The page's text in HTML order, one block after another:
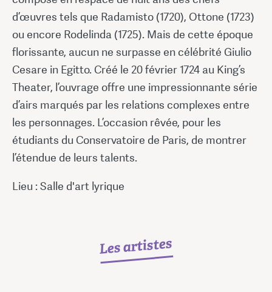
d’œuvres tels que Radamisto (1720), Ottone (1723)
ou encore Rodelinda (1725). Mais de cette époque
florissante, aucun ne surpasse en célébrité Giulio
Cesare in Egitto. Créé le 20 février 1724 au King’s
Theater, l’ouvrage offre une impressionnante série
d’airs marqués par les relations complexes entre
les personnages. L’occasion rêvée, pour les
étudiants du Conservatoire de Paris, de montrer
l’étendue de leurs talents.
Lieu : Salle d'art lyrique
Les artistes